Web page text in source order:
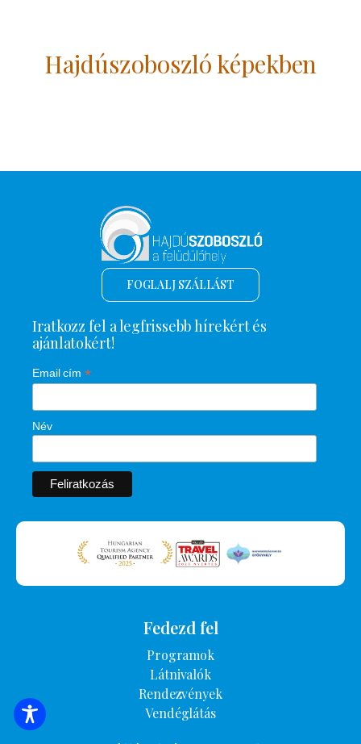
Hajdúszoboszló képekben
SZÁLLÁSOK KERESÉSE
FOGLALJ SZÁLLÁST
Iratkozz fel a legfrissebb hírekért és
ajánlatokért!
Email cím *
Név
Fedezd fel
Programok
Látnivalók
Rendezvények
Vendéglátás